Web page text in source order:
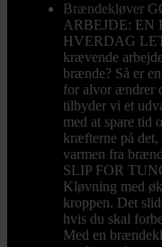
Brændekløver
ARBEJDE:
HVERDAG
krævende
brænde? Så er
for alvor ændrer
tilbyder vi et
med at spare tid
kræfterne på
varmen fra
SLIP FOR
Kløvning med
kroppen. Det
hvis du skal
Med en